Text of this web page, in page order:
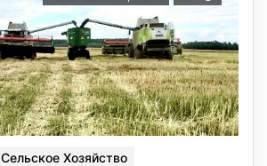
Сельское Хозяйство